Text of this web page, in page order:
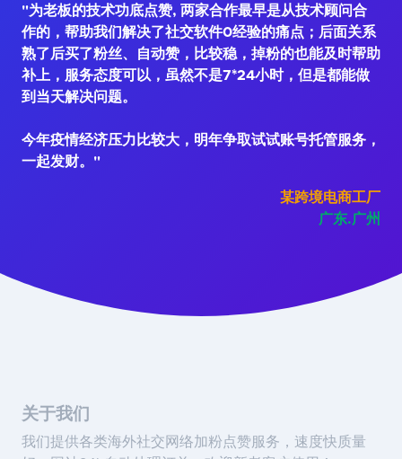
"为老板的技术功底点赞, 两家合作最早是从技术顾问合
作的，帮助我们解决了社交软件0经验的痛点；后面关系
熟了后买了粉丝、自动赞，比较稳，掉粉的也能及时帮助
补上，服务态度可以，虽然不是7*24小时，但是都能做
到当天解决问题。
今年疫情经济压力比较大，明年争取试试账号托管服务，
一起发财。"
某跨境电商工厂
广东.广州
关于我们
我们提供各类海外社交网络加粉点赞服务，速度快质量